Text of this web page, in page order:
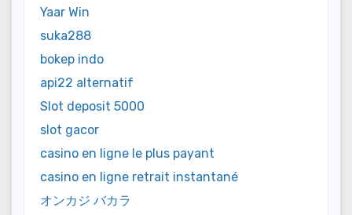
Yaar Win
suka288
bokep indo
api22 alternatif
Slot deposit 5000
slot gacor
casino en ligne le plus payant
casino en ligne retrait instantané
オンカジ バカラ